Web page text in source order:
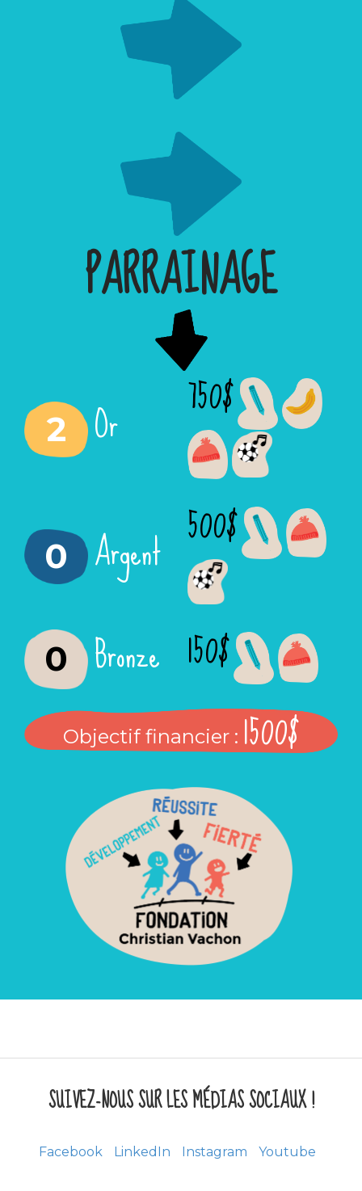
PARRAINAGE
2 Or 750$
0 Argent 500$
0 Bronze 150$
Objectif financier : 1500$
SUIVEZ-NOUS SUR LES MÉDIAS SOCIAUX !
Facebook LinkedIn Instagram Youtube